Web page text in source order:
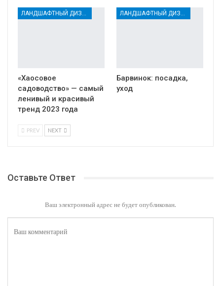
ЛАНДШАФТНЫЙ ДИЗАЙН
«Хаосовое
садоводство» — самый
ленивый и красивый
тренд 2023 года
ЛАНДШАФТНЫЙ ДИЗАЙН
Барвинок: посадка,
уход
PREV NEXT
Оставьте Ответ
Ваш электронный адрес не будет опубликован.